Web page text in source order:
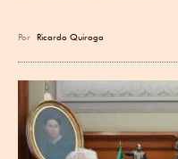
Por Ricardo Quiroga